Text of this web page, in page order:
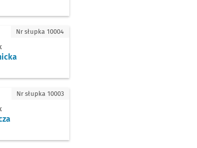
Nr słupka 10004
Nr słupka 10003